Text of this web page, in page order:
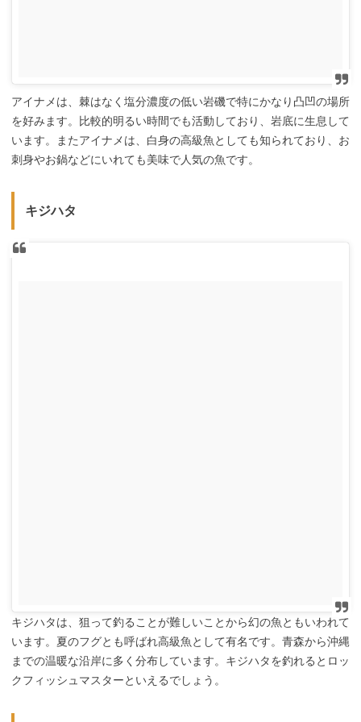
アイナメは、棘はなく塩分濃度の低い岩磯で特にかなり凸凹の場所
を好みます。比較的明るい時間でも活動しており、岩底に生息して
います。またアイナメは、白身の高級魚としても知られており、お
刺身やお鍋などにいれても美味で人気の魚です。
キジハタ
キジハタは、狙って釣ることが難しいことから幻の魚ともいわれて
います。夏のフグとも呼ばれ高級魚として有名です。青森から沖縄
までの温暖な沿岸に多く分布しています。キジハタを釣れるとロッ
クフィッシュマスターといえるでしょう。